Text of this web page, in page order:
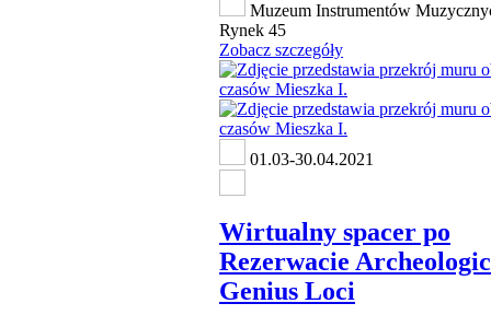
Muzeum Instrumentów
Rynek 45
Zobacz szczegóły
01.03-30.04.2021
Wirtualny spacer po
Rezerwacie
Genius Loci